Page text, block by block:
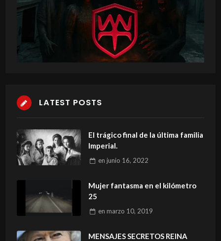
LATEST POSTS
El trágico final de la última familia
Imperial.
en junio 16, 2022
Mujer fantasma en el kilómetro
25
en marzo 10, 2019
MENSAJES SECRETOS REINA